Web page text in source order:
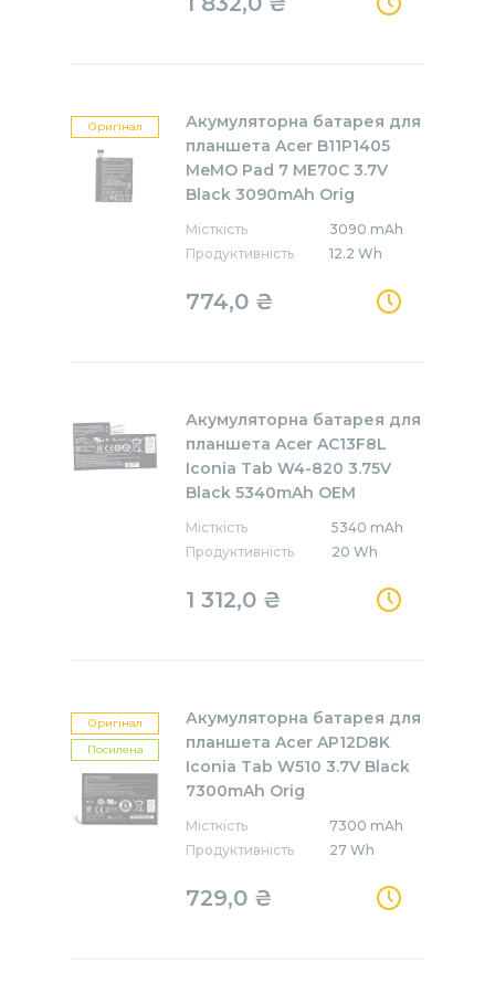
Оригінал
Акумуляторна батарея для
планшета Acer B11P1405
MeMO Pad 7 ME70C 3.7V
Black 3090mAh Orig
Місткість
3090 mAh
Продуктивність
12.2 Wh
774,0 ₴
Акумуляторна батарея для
планшета Acer AC13F8L
Iconia Tab W4-820 3.75V
Black 5340mAh OEM
Місткість
5340 mAh
Продуктивність
20 Wh
1 312,0 ₴
Оригінал
Посилена
Акумуляторна батарея для
планшета Acer AP12D8K
Iconia Tab W510 3.7V Black
7300mAh Orig
Місткість
7300 mAh
Продуктивність
27 Wh
729,0 ₴